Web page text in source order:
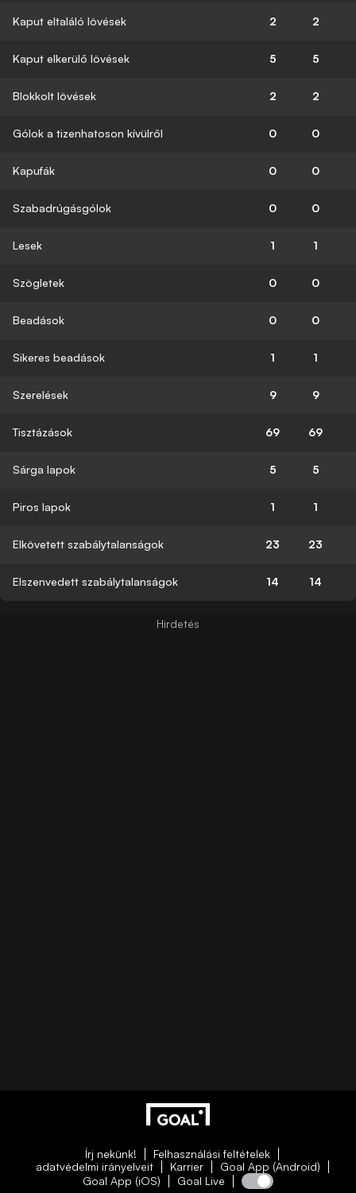
Kaput eltaláló lövések 2 2
Kaput elkerülő lövések 5 5
Blokkolt lövések 2 2
Gólok a tizenhatoson kívülről 0 0
Kapufák 0 0
Szabadrúgásgólok 0 0
Lesek 1 1
Szögletek 0 0
Beadások 0 0
Sikeres beadások 1 1
Szerelések 9 9
Tisztázások 69 69
Sárga lapok 5 5
Piros lapok 1 1
Elkövetett szabálytalanságok 23 23
Elszenvedett szabálytalanságok 14 14
Írj nekünk!
Felhasználási feltételek
adatvédelmi irányelveit
Karrier
Goal App (Android)
Goal App (iOS)
Goal Live